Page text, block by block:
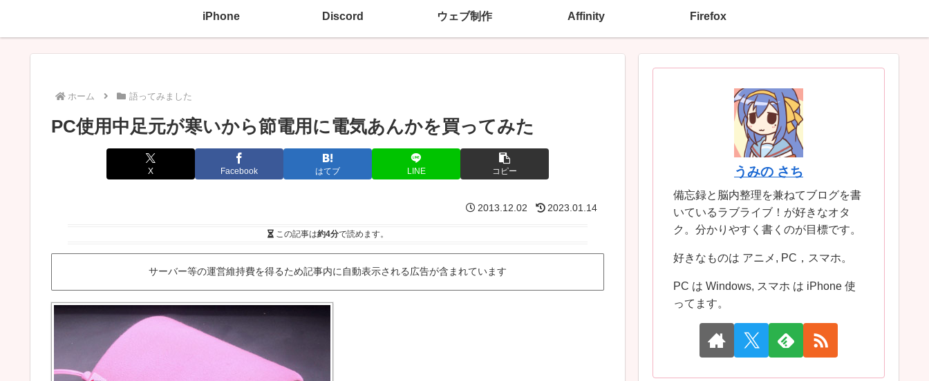
iPhone Discord ウェブ制作 Affinity Firefox
ホーム 語ってみました
PC使用中足元が寒いから節電用に電気あんかを買ってみた
X Facebook はてブ LINE コピー
2013.12.02 2023.01.14
この記事は約4分で読めます。
サーバー等の運営維持費を得るため記事内に自動表示される広告が含まれています
うみの さち
備忘録と脳内整理を兼ねてブログを書
いているラブライブ！が好きなオタ
ク。分かりやすく書くのが目標です。
好きなものは アニメ, PC，スマホ。
PC は Windows, スマホ は iPhone 使
ってます。